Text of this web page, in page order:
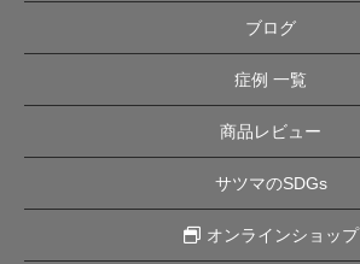
ブログ
症例 一覧
商品レビュー
サツマのSDGs
オンラインショップ